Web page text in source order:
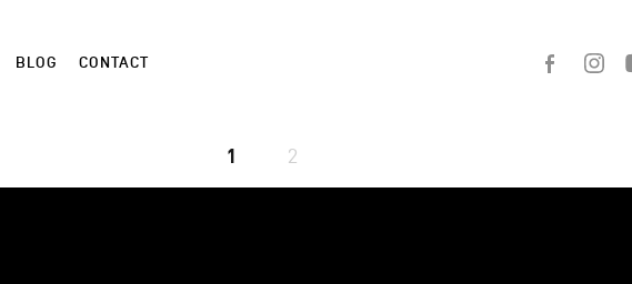
BLOG CONTACT
1 2